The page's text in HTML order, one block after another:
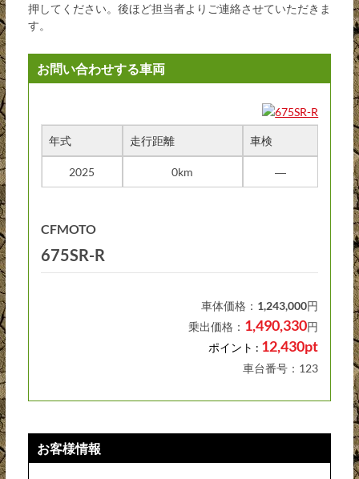
押してください。後ほど担当者よりご連絡させていただきま
す。
お客様情報
お問い合わせする車両
年式 走行距離 車検
2025 0km ―
CFMOTO
675SR-R
車体価格： 1,243,000円
乗出価格： 1,490,330円
ポイント : 12,430pt
車台番号：123